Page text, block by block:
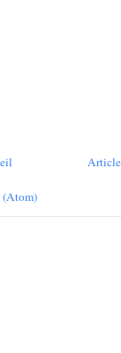
(Atom)